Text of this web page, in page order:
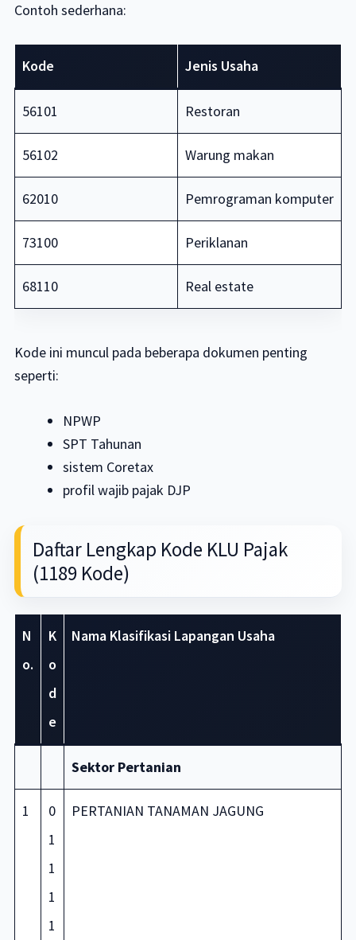
Contoh sederhana:
Kode Jenis Usaha
56101 Restoran
56102 Warung makan
62010 Pemrograman komputer
73100 Periklanan
68110 Real estate
Kode ini muncul pada beberapa dokumen penting
seperti:
NPWP
SPT Tahunan
sistem Coretax
profil wajib pajak DJP
Daftar Lengkap Kode KLU Pajak
(1189 Kode)
N
o.
K
o
d
e
Nama Klasifikasi Lapangan Usaha
Sektor Pertanian
1
0
1
1
1
1
PERTANIAN TANAMAN JAGUNG